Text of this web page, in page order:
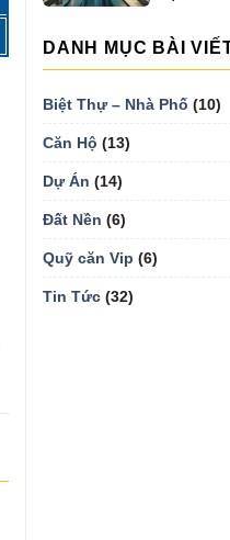
DANH MỤC BÀI VIẾT
Biệt Thự – Nhà Phố (10)
Căn Hộ (13)
Dự Án (14)
Đất Nền (6)
Quỹ căn Vip (6)
Tin Tức (32)